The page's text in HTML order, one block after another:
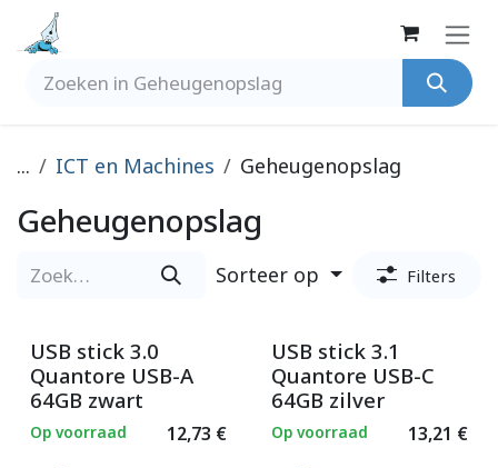
Overslaan naar inhoud
... ICT en Machines Geheugenopslag
Geheugenopslag
Sorteer op Filters
USB stick 3.0
Quantore USB-A
64GB zwart
12,73 €
Op voorraad
USB stick 3.1
Quantore USB-C
64GB zilver
13,21 €
Op voorraad